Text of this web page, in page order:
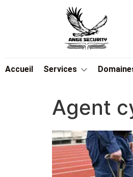
Accueil Services
Agent